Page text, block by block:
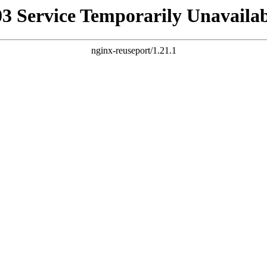
Service Temporarily
nginx-reuseport/1.21.1